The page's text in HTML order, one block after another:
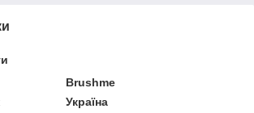
Brushme
Україна